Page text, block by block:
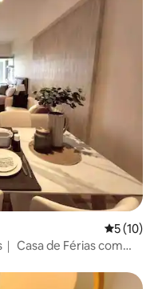
5 de uma
5 (10)
Casa de Férias com